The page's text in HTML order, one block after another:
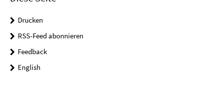
Drucken
RSS-Feed abonnieren
Feedback
English